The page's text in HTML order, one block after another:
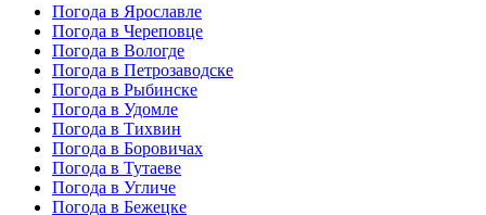
Погода в Ярославле
Погода в Череповце
Погода в Вологде
Погода в Петрозаводске
Погода в Рыбинске
Погода в Удомле
Погода в Тихвин
Погода в Боровичах
Погода в Тутаеве
Погода в Угличе
Погода в Бежецке